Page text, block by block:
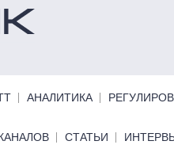
АНАЛИТИКА
СТАТЬИ